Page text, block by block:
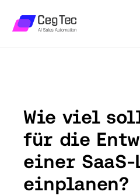
Wie viel
für die
einer SaaS-
einplanen?